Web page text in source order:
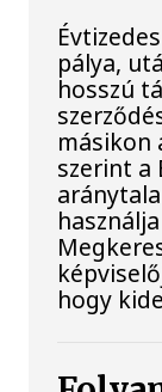
pálya,
hosszú
másikon
szerint a
hogy